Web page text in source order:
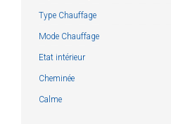
Type Chauffage
Mode Chauffage
Etat intérieur
Cheminée
Calme